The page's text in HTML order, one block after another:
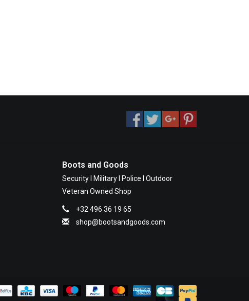
Boots and Goods
Security I Military I Police I Outdoor
Veteran Owned Shop
+32 496 36 19 65
shop@bootsandgoods.com